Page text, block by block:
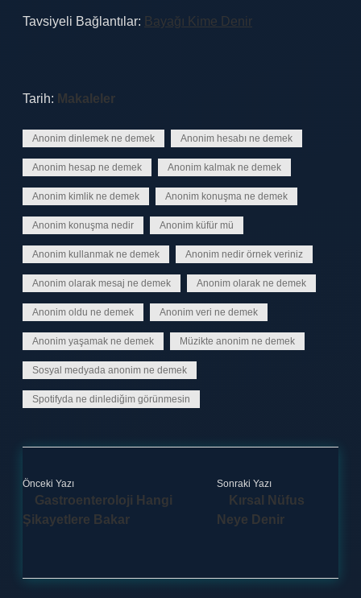
Tavsiyeli Bağlantılar: Bayağı Kime Denir
Tarih: Makaleler
Anonim dinlemek ne demek Anonim hesabı ne demek
Anonim hesap ne demek Anonim kalmak ne demek
Anonim kimlik ne demek Anonim konuşma ne demek
Anonim konuşma nedir Anonim küfür mü
Anonim kullanmak ne demek Anonim nedir örnek veriniz
Anonim olarak mesaj ne demek Anonim olarak ne demek
Anonim oldu ne demek Anonim veri ne demek
Anonim yaşamak ne demek Müzikte anonim ne demek
Sosyal medyada anonim ne demek
Spotifyda ne dinlediğim görünmesin
Önceki Yazı
Gastroenteroloji Hangi
Şikayetlere Bakar
Sonraki Yazı
Kırsal Nüfus
Neye Denir